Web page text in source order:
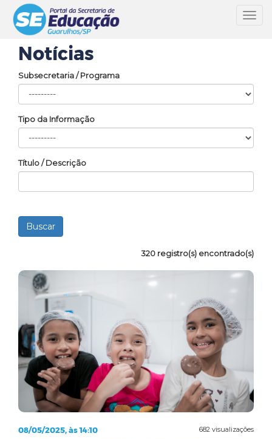
Notícias
Subsecretaria / Programa
Tipo da Informação
Título / Descrição
320 registro(s) encontrado(s)
682 visualizações
08/05/2025, às 14:10